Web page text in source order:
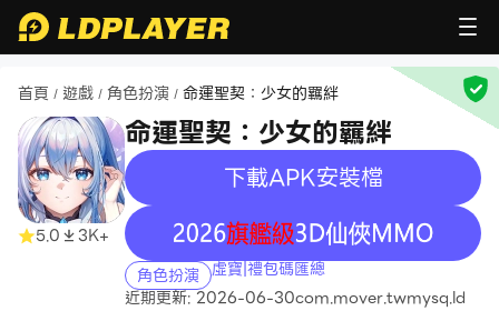
首頁 / 遊戲 / 角色扮演 / 命運聖契：少女的羈絆
5.0 3K+
命運聖契：少女的羈絆
recommend
下載APK安裝檔
recommend
角色扮演 虛寶|禮包碼匯總
近期更新: 2026-06-30com.mover.twmysq.ld